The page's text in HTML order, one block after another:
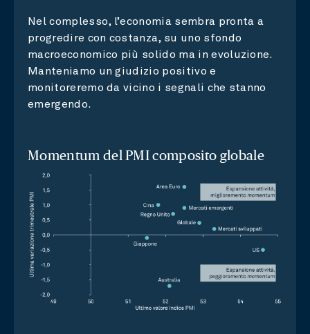
Nel complesso, l’economia sembra pronta a
progredire con costanza, su uno sfondo
macroeconomico più solido ma in evoluzione.
Manteniamo un giudizio positivo e
monitoreremo da vicino i segnali che stanno
emergendo.
Momentum del PMI composito globale